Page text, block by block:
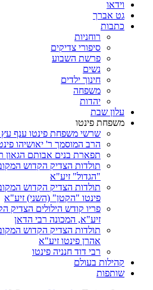
וידאו
גט אברך
כתבות
רוחניות
סיפורי צדיקים
פרשת השבוע
נשים
חינוך ילדים
משפחה
יהדות
עלון שבת
משפחת פינטו
שרשי משפחת פינטו ענף
הרב המוסמך ר' יאושיהו
תפארת בנים אבותם הגאון
תולדות הצדיק הקדוש
"הגדול" זיע"א
תולדות הצדיק הקדוש
פינטו "הקטן" (השני) זיע"א
פריו קודש הילולים הצדיק
זיע"א, המכונה רבי הדאן
תולדות הצדיק הקדוש
אהרן פינטו זיע"א
רבי דוד חנניה פינטו
קהילות בעולם
שותפות